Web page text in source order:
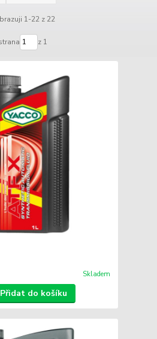
1-22 z 22
z 1
Skladem
Přidat do košíku